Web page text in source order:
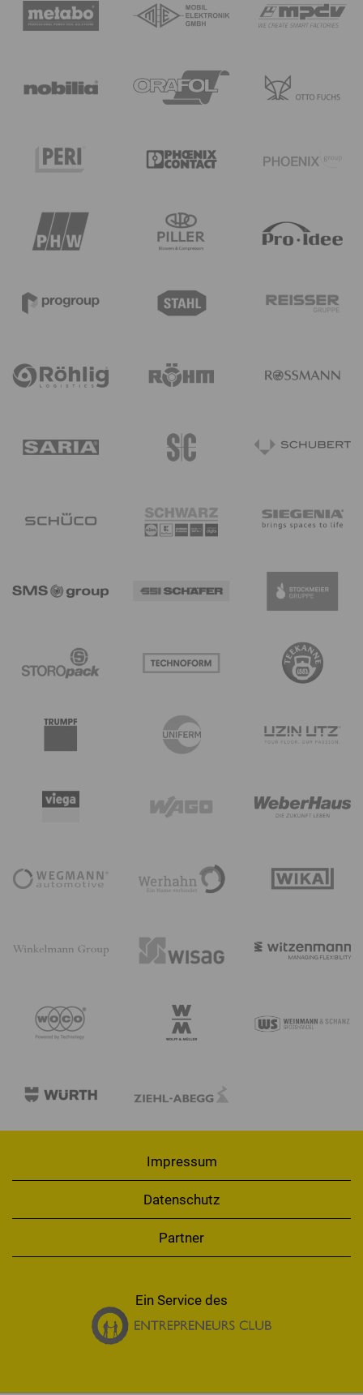
Impressum
Datenschutz
Partner
Ein Service des